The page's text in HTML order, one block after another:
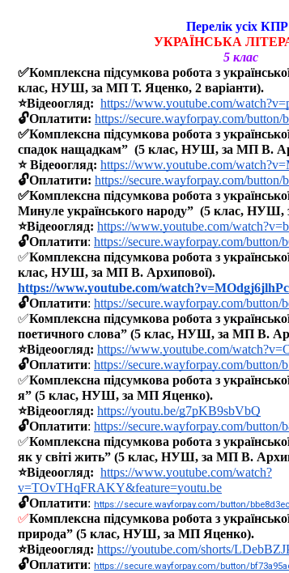
Перелік усіх КПР
УКРАЇНСЬКА
5 клас
✅Комплексна підсумкова робота з
клас, НУШ, за МП Т. Яценко, 2 варіанти).
⭐️Відеоогляд: https://www.youtube.com/
🔓Оплатити: https://secure.wayforpay.com/button/
✅Комплексна підсумкова робота з
спадок нащадкам”  (5 клас, НУШ, за МП В.
⭐️ Відеоогляд: https://www.youtube.com/
🔓Оплатити: https://secure.wayforpay.com/button/
✅Комплексна підсумкова робота з
Минуле українського народу”  (5 клас,
⭐️Відеоогляд: https://www.youtube.com/
🔓Оплатити: https://secure.wayforpay.com/button/
✅Комплексна підсумкова робота з
клас, НУШ, за МП В. Архипової).
https://www.youtube.com/
🔓Оплатити: https://secure.wayforpay.com/button/
✅Комплексна підсумкова робота з
поетичного слова” (5 клас, НУШ, за МП В.
⭐️Відеоогляд: https://www.youtube.com/
🔓Оплатити: https://secure.wayforpay.com/button/
✅Комплексна підсумкова робота з
я” (5 клас, НУШ, за МП Яценко).
⭐️Відеоогляд: https://youtu.be/g7pKB9sbVbQ
🔓Оплатити: https://secure.wayforpay.com/button/
✅Комплексна підсумкова робота з
як у світі жить” (5 клас, НУШ, за МП В.
⭐️Відеоогляд: https://www.youtube.com/watch?
v=TOvTHqFRAKY&feature=youtu.be
🔓Оплатити: https://secure.wayforpay.com/button/
✅Комплексна підсумкова робота з
природа” (5 клас, НУШ, за МП Яценко).
⭐️Відеоогляд: https://youtube.com/shorts/
🔓Оплатити: https://secure.wayforpay.com/button/